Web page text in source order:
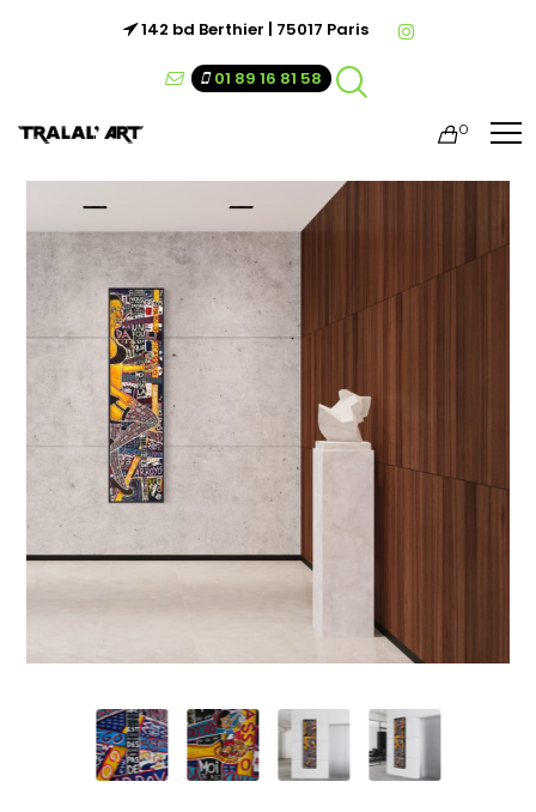
142 bd Berthier | 75017 Paris
01 89 16 81 58
0